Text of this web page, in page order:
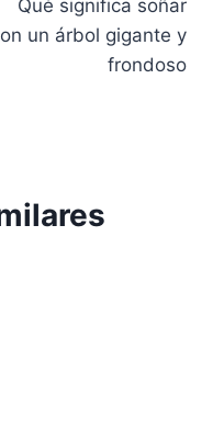
Qué significa soñar
un árbol gigante y
frondoso